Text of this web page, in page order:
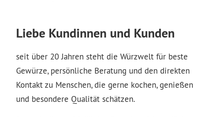
Liebe Kundinnen und Kunden
seit über 20 Jahren steht die Würzwelt für beste
Gewürze, persönliche Beratung und den direkten
Kontakt zu Menschen, die gerne kochen, genießen
und besondere Qualität schätzen.